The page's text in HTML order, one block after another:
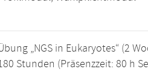
„NGS in Eukaryotes“ (2
Stunden (Präsenzzeit: 80 h